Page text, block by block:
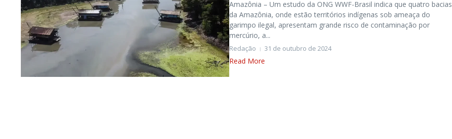
Amazônia – Um estudo da ONG WWF-Brasil indica que quatro bacias
da Amazônia, onde estão territórios indígenas sob ameaça do
garimpo ilegal, apresentam grande risco de contaminação por
mercúrio, a...
Redação 31 de outubro de 2024
Read More